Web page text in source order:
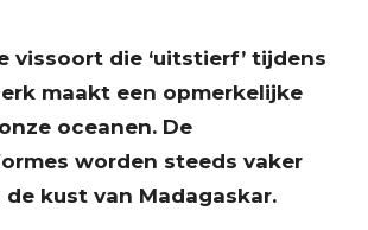
vissoort die ‘uitstierf’ tijdens
maakt een opmerkelijke
oceanen. De
worden steeds vaker
kust van Madagaskar.